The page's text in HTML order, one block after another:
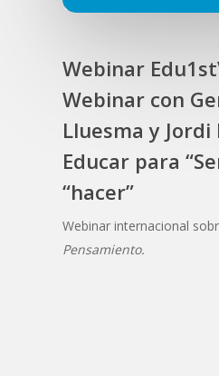
Webinar
Webinar con
Lluesma y Jordi
Educar para
“hacer”
Webinar internacional
Pensamiento.